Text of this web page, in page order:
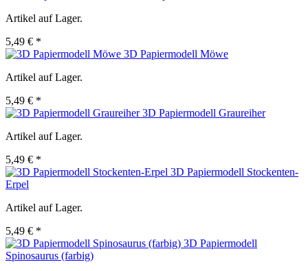
Artikel auf Lager.
5,49 € *
3D Papiermodell Möwe
Artikel auf Lager.
5,49 € *
3D Papiermodell Graureiher
Artikel auf Lager.
5,49 € *
3D Papiermodell Stockenten-
Erpel
Artikel auf Lager.
5,49 € *
3D Papiermodell
Spinosaurus (farbig)